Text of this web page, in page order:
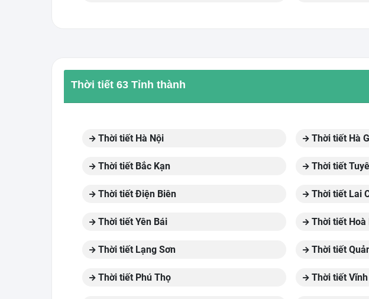
Thời tiết 63 Tỉnh thành
Thời tiết Hà Nội Thời tiết Hà
Thời tiết Bắc Kạn Thời tiết
Thời tiết Điện Biên Thời tiết Lai
Thời tiết Yên Bái Thời tiết Hoà
Thời tiết Lạng Sơn Thời tiết
Thời tiết Phú Thọ Thời tiết Vĩnh